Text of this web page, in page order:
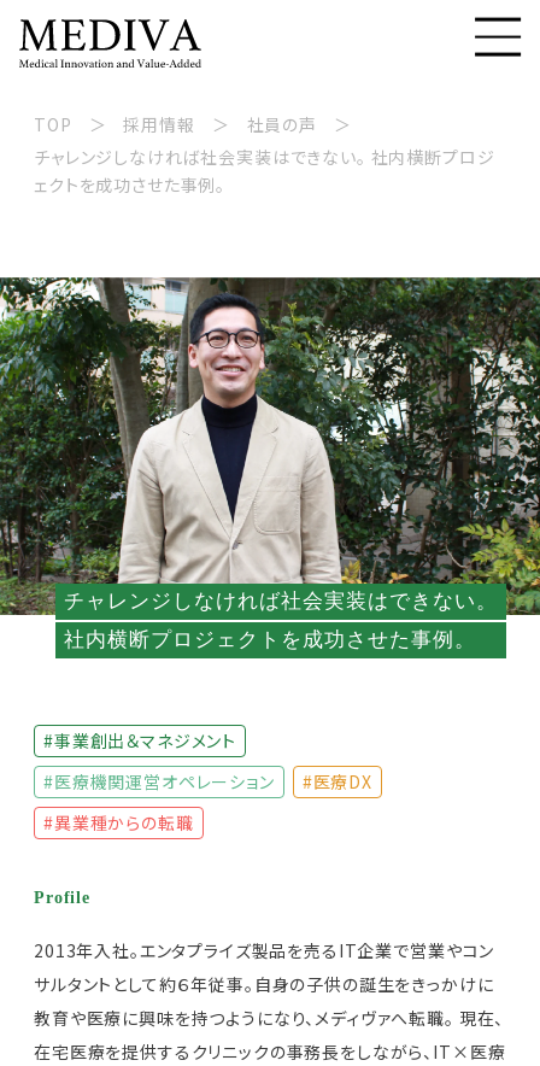
TOP 採用情報
社員の声
チャレンジしなければ社会実装はできない。 社内横断プロジ
ェクトを成功させた事例。
チャレンジしなければ社会実装はできない。
社内横断プロジェクトを成功させた事例。
#事業創出＆マネジメント
#医療機関運営オペレーション
#医療DX
#異業種からの転職
Profile
2013年入社。エンタプライズ製品を売るIT企業で営業やコン
サルタントとして約６年従事。自身の子供の誕生をきっかけに
教育や医療に興味を持つようになり、メディヴァへ転職。 現在、
在宅医療を提供するクリニックの事務長をしながら、IT×医療